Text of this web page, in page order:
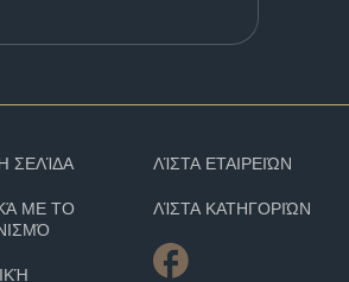
ΣΕΛΊΔΑ
ΜΕ ΤΟ
ΛΊΣΤΑ ΕΤΑΙΡΕΙΏΝ
ΛΊΣΤΑ ΚΑΤΗΓΟΡΙΏΝ